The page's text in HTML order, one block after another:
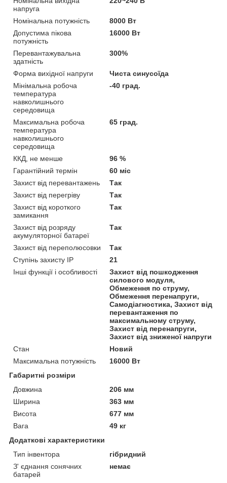
напруга
Номінальна потужність
8000 Вт
Допустима пікова
потужність
16000 Вт
Перевантажувальна
здатність
300%
Форма вихідної напруги
Чиста синусоїда
Мінімальна робоча
температура
навколишнього
середовища
-40 град.
Максимальна робоча
температура
навколишнього
середовища
65 град.
ККД, не менше
96 %
Гарантійний термін
60 міс
Захист від перевантажень
Так
Захист від перегріву
Так
Захист від короткого
замикання
Так
Захист від розряду
акумуляторної батареї
Так
Захист від переполюсовки
Так
Ступінь захисту IP
21
Інші функції і особливості
Захист від пошкодження
силового модуля,
Обмеження по струму,
Обмеження перенапруги,
Самодіагностика, Захист від
перевантаження по
максимальному струму,
Захист від перенапруги,
Захист від зниженої напруги
Стан
Новий
Максимальна потужність
16000 Вт
Габаритні розміри
Довжина
206 мм
Ширина
363 мм
Висота
677 мм
Вага
49 кг
Додаткові характеристики
Тип інвентора
гібридний
З' єднання сонячних
батарей
немає